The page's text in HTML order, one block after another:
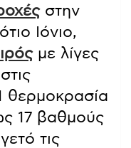
στην
Ιόνιο,
με λίγες
θερμοκρασία
17 βαθμούς
τις